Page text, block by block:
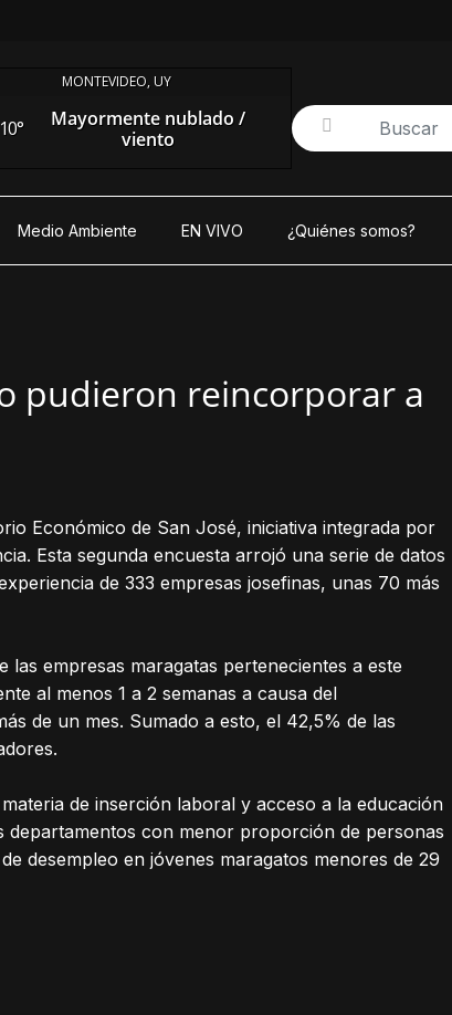
MONTEVIDEO, UY
10°
Mayormente nublado /
viento
Medio Ambiente EN VIVO ¿Quiénes somos?
pudieron reincorporar a
Económico de San José, iniciativa integrada por
Esta segunda encuesta arrojó una serie de datos
de 333 empresas josefinas, unas 70 más
empresas maragatas pertenecientes a este
al menos 1 a 2 semanas a causa del
de un mes. Sumado a esto, el 42,5% de las
de inserción laboral y acceso a la educación
con menor proporción de personas
desempleo en jóvenes maragatos menores de 29